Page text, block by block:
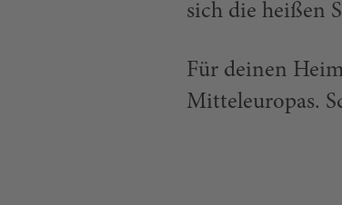
sich die heißen
Für deinen
Mitteleuropas.
Flossenbürg